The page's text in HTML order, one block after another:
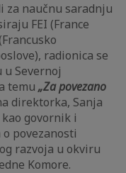
za naučnu saradnju
FEI (France
radionica se
Severnoj
temu „Za povezano
direktorka, Sanja
govornik i
povezanosti
razvoja u okviru
Komore.